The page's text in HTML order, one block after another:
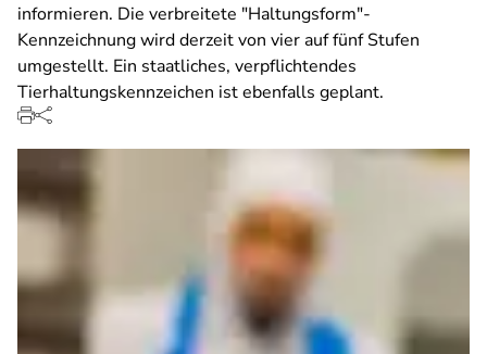
informieren. Die verbreitete "Haltungsform"-
Kennzeichnung wird derzeit von vier auf fünf Stufen
umgestellt. Ein staatliches, verpflichtendes
Tierhaltungskennzeichen ist ebenfalls geplant.